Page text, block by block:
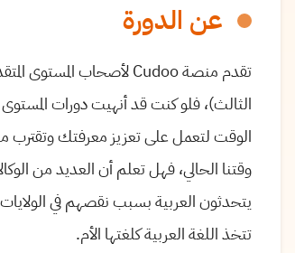
عن الدورة
تقدم منصة Cudoo لأصحاب المستوى المتقدم في اللغة العربية
الثالث)، فلو كنت قد أنهيت دورات
الوقت لتعمل على تعزيز معرفتك وتقترب
وقتنا الحالي، فهل تعلم أن العديد من
يتحدثون العربية بسبب نقصهم في الولايات
تتخذ اللغة العربية كلغتها الأم.